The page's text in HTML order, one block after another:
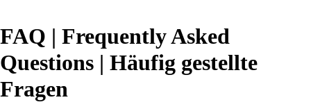
FAQ | Frequently Asked
Questions | Häufig gestellte
Fragen